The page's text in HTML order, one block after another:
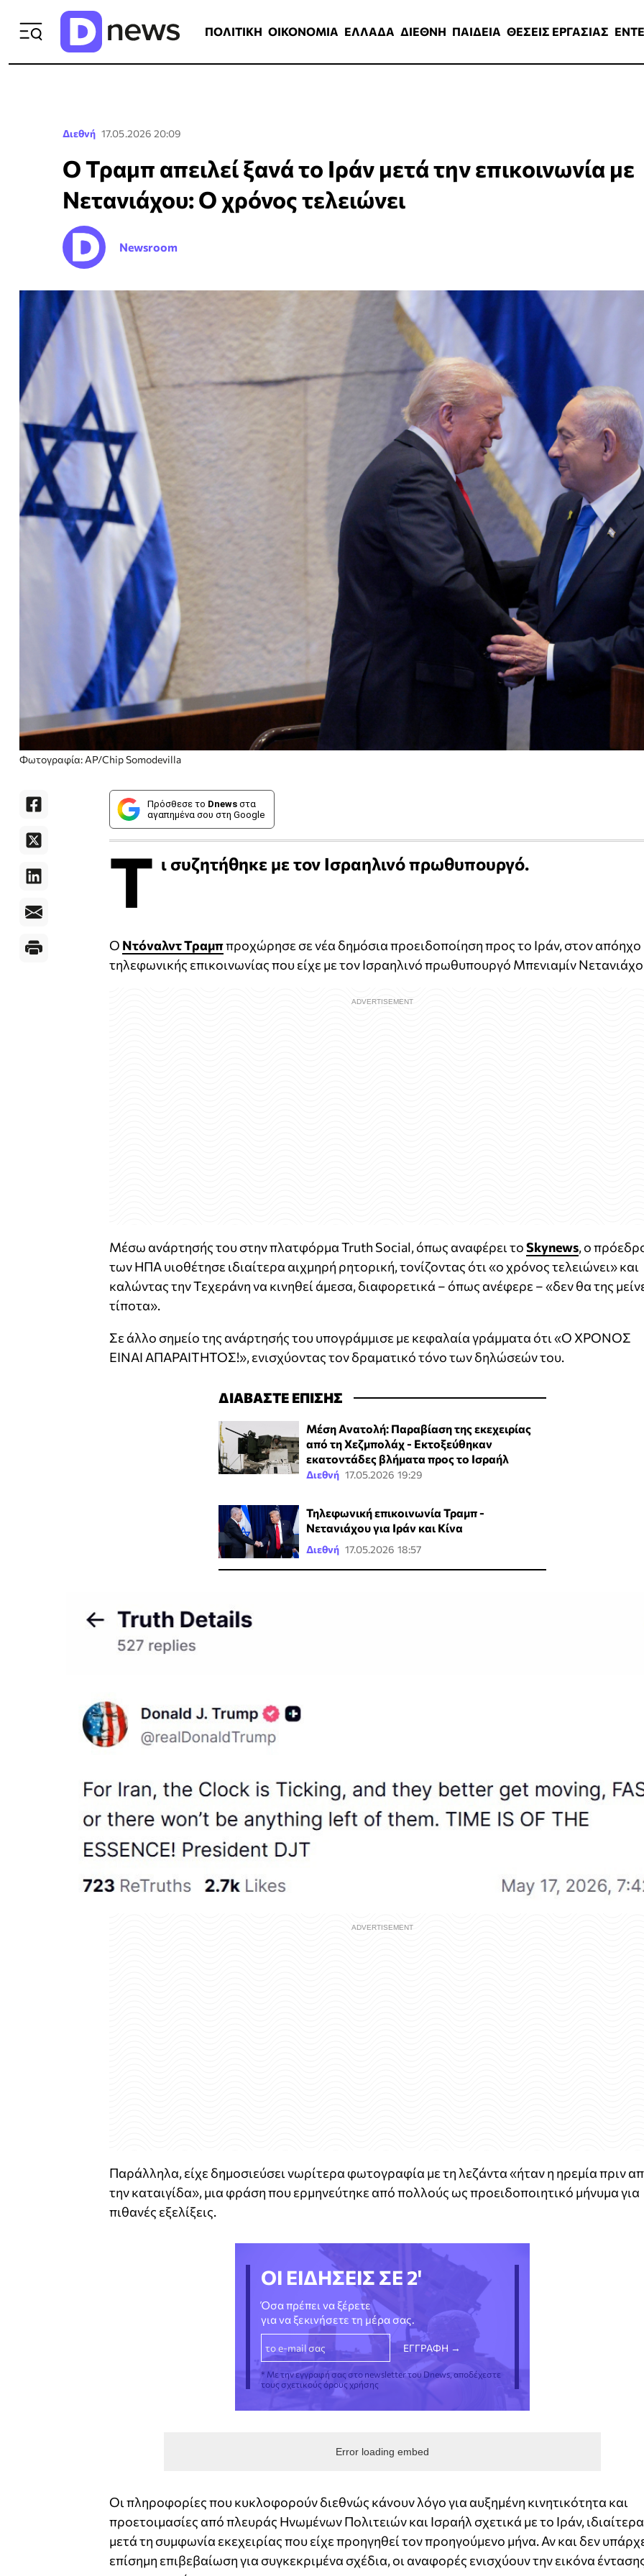
ΠΟΛΙΤΙΚΗ ΟΙΚΟΝΟΜΙΑ ΕΛΛΑΔΑ ΔΙΕΘΝΗ ΠΑΙΔΕΙΑ ΘΕΣΕΙΣ ΕΡΓΑΣΙΑΣ
Διεθνή 17.05.2026 20:09
O Τραμπ απειλεί ξανά το Ιράν μετά την επικοινωνία με
Νετανιάχου: Ο χρόνος τελειώνει
Newsroom
Φωτογραφία: AP/Chip Somodevilla
Πρόσθεσε το Dnews στα
αγαπημένα σου στη Google
Τ ι συζητήθηκε με τον Ισραηλινό πρωθυπουργό.
Ο Ντόναλντ Τραμππροχώρησε σε νέα δημόσια προειδοποίηση προς το Ιράν, στον απόηχο
τηλεφωνικής επικοινωνίας που είχε με τον Ισραηλινό πρωθυπουργό Μπενιαμίν
Μέσω ανάρτησής του στην πλατφόρμα Truth Social, όπως αναφέρει τοSkynews, ο
των ΗΠΑ υιοθέτησε ιδιαίτερα αιχμηρή ρητορική, τονίζοντας ότι «ο χρόνος τελειώνει» και
καλώντας την Τεχεράνη να κινηθεί άμεσα, διαφορετικά – όπως ανέφερε – «δεν θα της
τίποτα».
Σε άλλο σημείο της ανάρτησής του υπογράμμισε με κεφαλαία γράμματα ότι «Ο ΧΡΟΝΟΣ
ΕΙΝΑΙ ΑΠΑΡΑΙΤΗΤΟΣ!», ενισχύοντας τον δραματικό τόνο των δηλώσεών του.
ΔΙΑΒΑΣΤΕ ΕΠΙΣΗΣ
Μέση Ανατολή: Παραβίαση της εκεχειρίας
από τη Χεζμπολάχ - Εκτοξεύθηκαν
εκατοντάδες βλήματα προς το Ισραήλ
Διεθνή 17.05.2026 19:29
Τηλεφωνική επικοινωνία Τραμπ -
Νετανιάχου για Ιράν και Κίνα
Διεθνή 17.05.2026 18:57
Παράλληλα, είχε δημοσιεύσει νωρίτερα φωτογραφία με τη λεζάντα «ήταν η ηρεμία πριν
την καταιγίδα», μια φράση που ερμηνεύτηκε από πολλούς ως προειδοποιητικό μήνυμα για
πιθανές εξελίξεις.
ΟΙ ΕΙΔΗΣΕΙΣ ΣΕ 2'
Όσα πρέπει να ξέρετε
για να ξεκινήσετε τη μέρα σας.
* Με την εγγραφή σας στο newsletter του Dnews, αποδέχεστε
τους σχετικούς όρους χρήσης
Error loading embed
Οι πληροφορίες που κυκλοφορούν διεθνώς κάνουν λόγο για αυξημένη κινητικότητα και
προετοιμασίες από πλευράς Ηνωμένων Πολιτειών και Ισραήλ σχετικά με το Ιράν, ιδιαίτερα
μετά τη συμφωνία εκεχειρίας που είχε προηγηθεί τον προηγούμενο μήνα. Αν και δεν
επίσημη επιβεβαίωση για συγκεκριμένα σχέδια, οι αναφορές ενισχύουν την εικόνα